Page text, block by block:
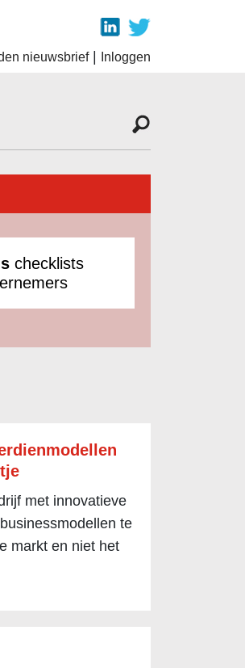
nieuwsbrief| Inloggen
checklists
met innovatieve
te
markt en niet het